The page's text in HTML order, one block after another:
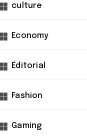
culture
Economy
Éditorial
Fashion
Gaming